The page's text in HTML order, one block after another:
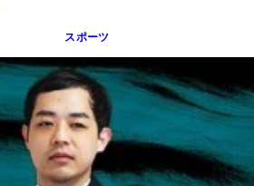
スポーツ